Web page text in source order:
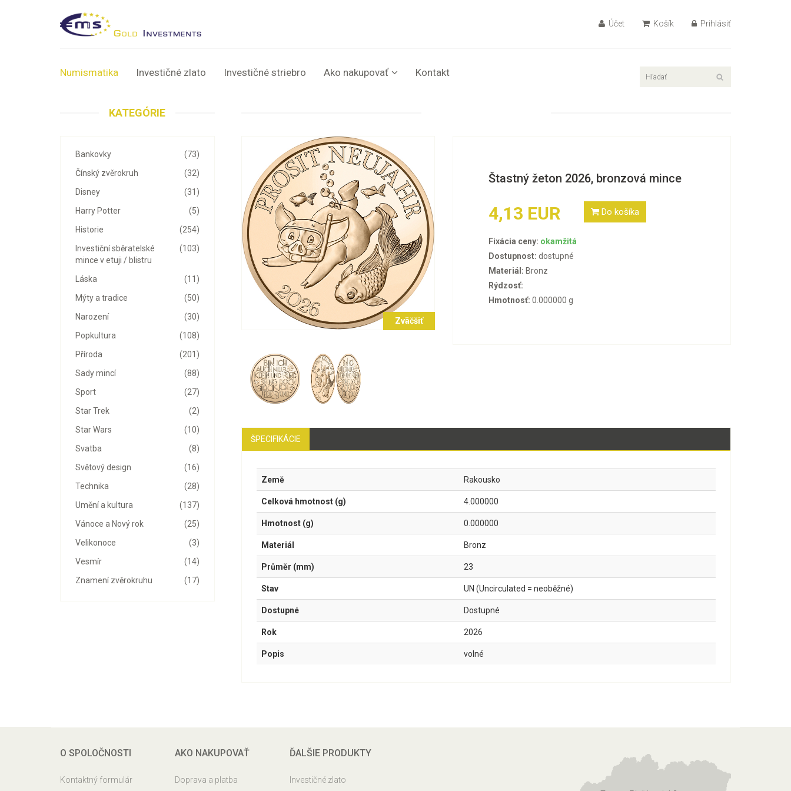
Účet Košík Prihlásiť
Numismatika Investičné zlato Investičné striebro Ako nakupovať Kontakt
KATEGÓRIE
(73)
Bankovky
(32)
Čínský zvěrokruh
(31)
Disney
(5)
Harry Potter
(254)
Historie
(103)
Investiční sběratelské
mince v etuji / blistru
(11)
Láska
(50)
Mýty a tradice
(30)
Narození
(108)
Popkultura
(201)
Příroda
(88)
Sady mincí
(27)
Sport
(2)
Star Trek
(10)
Star Wars
(8)
Svatba
(16)
Světový design
(28)
Technika
(137)
Umění a kultura
(25)
Vánoce a Nový rok
(3)
Velikonoce
(14)
Vesmír
(17)
Znamení zvěrokruhu
Zväčšiť
Štastný žeton 2026, bronzová mince
4,13 EUR Do košíka
Fixácia ceny: okamžitá
Dostupnost: dostupné
Materiál: Bronz
Rýdzosť:
Hmotnosť: 0.000000 g
ŠPECIFIKÁCIE
Země Rakousko
Celková hmotnost (g) 4.000000
Hmotnost (g) 0.000000
Materiál Bronz
Průměr (mm) 23
Stav UN (Uncirculated = neoběžné)
Dostupné Dostupné
Rok 2026
Popis volné
O SPOLOČNOSTI
Kontaktný formulár
AKO NAKUPOVAŤ
Doprava a platba
ĎALŠIE PRODUKTY
Investičné zlato